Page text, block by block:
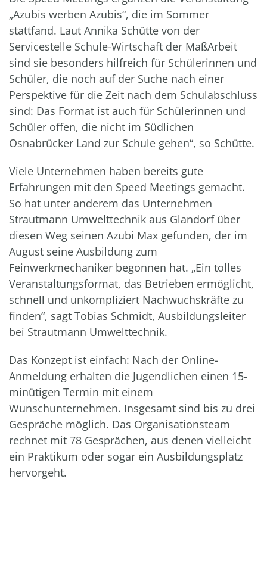
„Azubis werben Azubis“, die im Sommer
stattfand. Laut Annika Schütte von der
Servicestelle Schule-Wirtschaft der MaßArbeit
sind sie besonders hilfreich für Schülerinnen und
Schüler, die noch auf der Suche nach einer
Perspektive für die Zeit nach dem Schulabschluss
sind: Das Format ist auch für Schülerinnen und
Schüler offen, die nicht im Südlichen
Osnabrücker Land zur Schule gehen“, so Schütte.
Viele Unternehmen haben bereits gute
Erfahrungen mit den Speed Meetings gemacht.
So hat unter anderem das Unternehmen
Strautmann Umwelttechnik aus Glandorf über
diesen Weg seinen Azubi Max gefunden, der im
August seine Ausbildung zum
Feinwerkmechaniker begonnen hat. „Ein tolles
Veranstaltungsformat, das Betrieben ermöglicht,
schnell und unkompliziert Nachwuchskräfte zu
finden“, sagt Tobias Schmidt, Ausbildungsleiter
bei Strautmann Umwelttechnik.
Das Konzept ist einfach: Nach der Online-
Anmeldung erhalten die Jugendlichen einen 15-
minütigen Termin mit einem
Wunschunternehmen. Insgesamt sind bis zu drei
Gespräche möglich. Das Organisationsteam
rechnet mit 78 Gesprächen, aus denen vielleicht
ein Praktikum oder sogar ein Ausbildungsplatz
hervorgeht.